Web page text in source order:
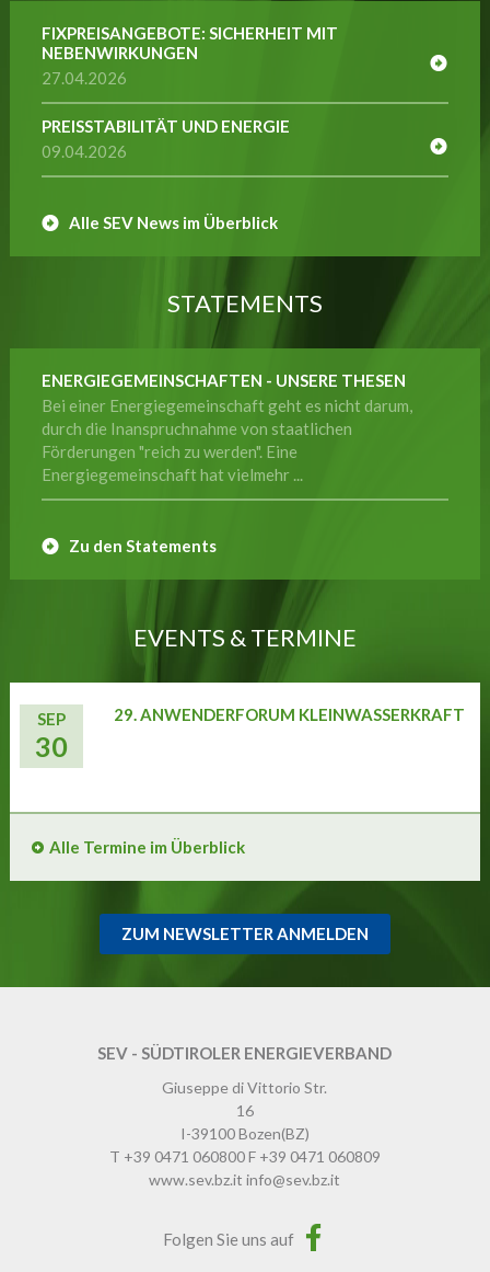
FIXPREISANGEBOTE: SICHERHEIT MIT
NEBENWIRKUNGEN
27.04.2026
PREISSTABILITÄT UND ENERGIE
09.04.2026
Alle SEV News im Überblick
STATEMENTS
ENERGIEGEMEINSCHAFTEN - UNSERE THESEN
Bei einer Energiegemeinschaft geht es nicht darum,
durch die Inanspruchnahme von staatlichen
Förderungen "reich zu werden". Eine
Energiegemeinschaft hat vielmehr ...
Zu den Statements
EVENTS & TERMINE
SEP
30
29. ANWENDERFORUM KLEINWASSERKRAFT
Alle Termine im Überblick
ZUM NEWSLETTER ANMELDEN
SEV - SÜDTIROLER ENERGIEVERBAND
Giuseppe di Vittorio Str.
16
I-39100Bozen(BZ)
T +39 0471 060800F +39 0471 060809
www.sev.bz.it info@sev.bz.it
Folgen Sie uns auf